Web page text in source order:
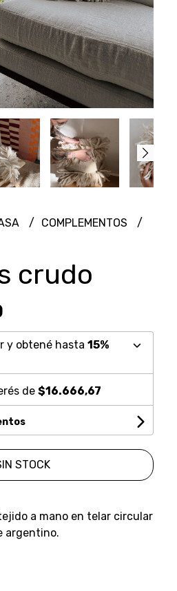
COMPLEMENTOS
crudo
y obtené hasta 15%
de $16.666,67
STOCK
a mano en telar circular
argentino.